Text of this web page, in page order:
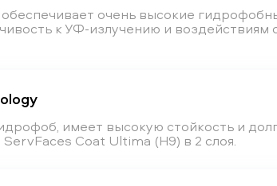
очень высокие
к УФ-излучению и
имеет высокую стойкость и
Coat Ultima (H9) в 2 слоя.